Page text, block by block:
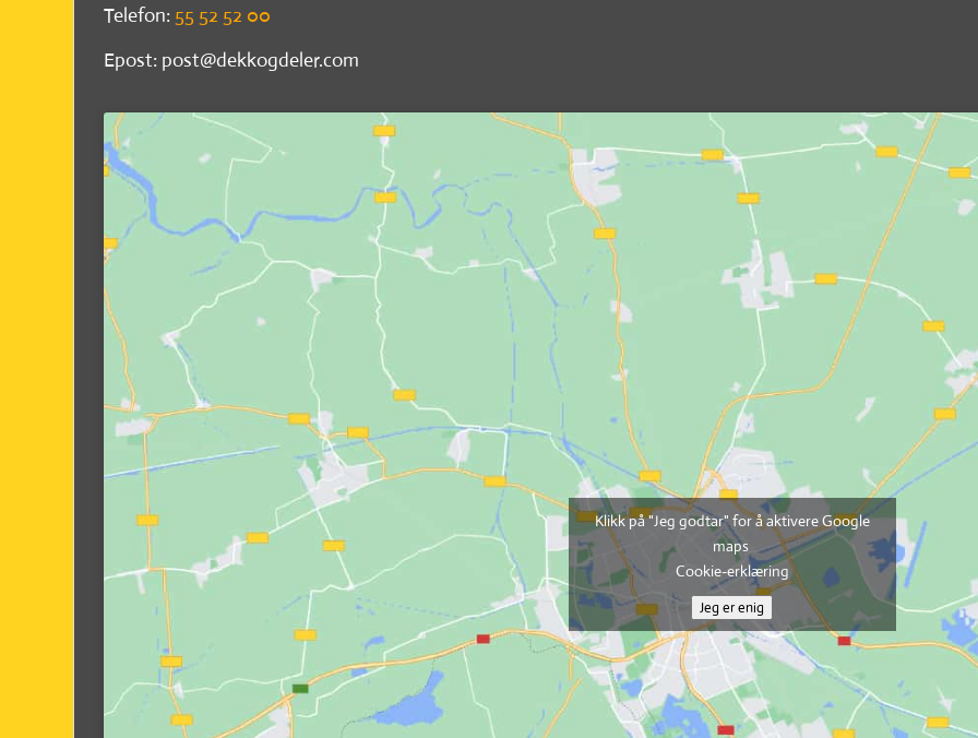
Telefon: 55 52 52 00
Epost: post@dekkogdeler.com
Klikk på "Jeg godtar" for å aktivere Google
maps
Cookie-erklæring
Jeg er enig